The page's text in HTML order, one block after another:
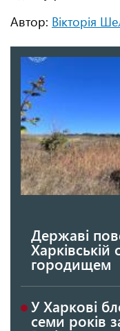
Автор: Вікторія
Державі
Харківській
городищем
У Харкові
семи років